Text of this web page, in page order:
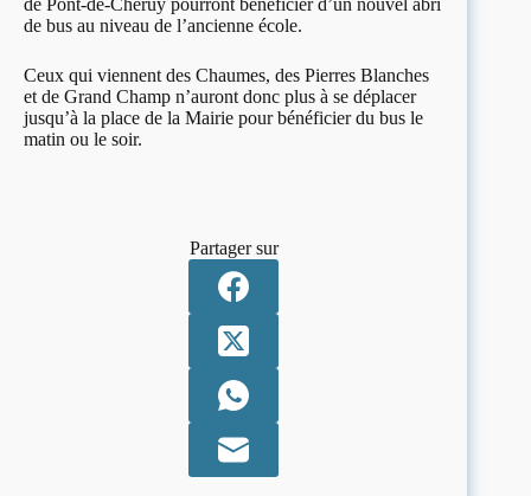
de bus au niveau de l’ancienne école.
Ceux qui viennent des Chaumes, des Pierres Blanches
et de Grand Champ n’auront donc plus à se déplacer
jusqu’à la place de la Mairie pour bénéficier du bus le
matin ou le soir.
Partager sur